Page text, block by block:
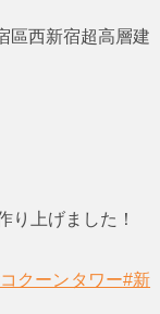
區西新宿超高層建
り上げました！
クーンタワー#新